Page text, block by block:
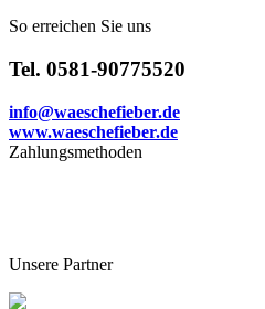
So erreichen Sie uns
Tel. 0581-90775520
info@waeschefieber.de
www.waeschefieber.de
Zahlungsmethoden
Unsere Partner